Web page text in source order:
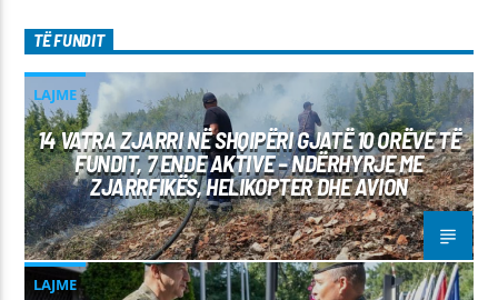
TË FUNDIT
LAJME
14 VATRA ZJARRI NË SHQIPËRI GJATË 10 ORËVE TË
FUNDIT, 7 ENDE AKTIVE – NDËRHYRJE ME
ZJARRFIKËS, HELIKOPTER DHE AVION
LAJME